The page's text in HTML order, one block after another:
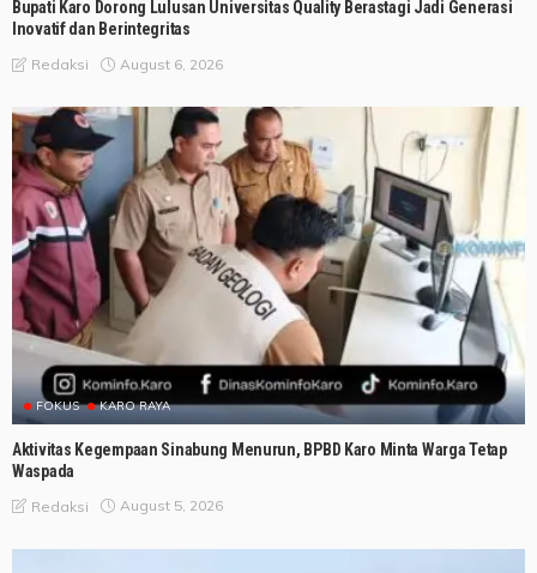
Bupati Karo Dorong Lulusan Universitas Quality Berastagi Jadi Generasi
Inovatif dan Berintegritas
Redaksi August 6, 2026
FOKUS KARO RAYA
Aktivitas Kegempaan Sinabung Menurun, BPBD Karo Minta Warga Tetap
Waspada
Redaksi August 5, 2026